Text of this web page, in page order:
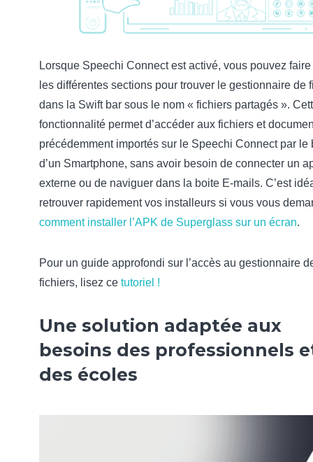
Lorsque Speechi Connect est activé, vous pouvez
les différentes sections pour trouver le gestionnaire de
dans la Swift bar sous le nom « fichiers partagés ».
fonctionnalité permet d’accéder aux fichiers et
précédemment importés sur le Speechi Connect par le
d’un Smartphone, sans avoir besoin de connecter un
externe ou de naviguer dans la boite E-mails. C’est
retrouver rapidement vos installeurs si vous vous
comment installer l’APK de Superglass sur un écran.
Pour un guide approfondi sur l’accès au gestionnaire
fichiers, lisez ce tutoriel !
Une solution adaptée aux
besoins des professionnels
des écoles